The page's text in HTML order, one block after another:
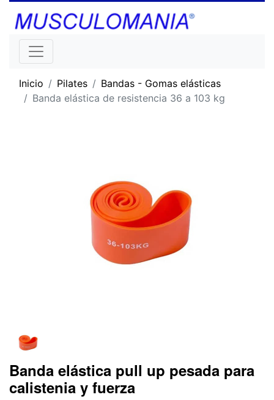
Inicio Pilates
Bandas - Gomas elásticas
Banda elástica de resistencia 36 a 103 kg
Banda elástica pull up pesada para
calistenia y fuerza